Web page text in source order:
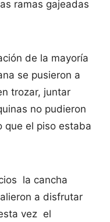
ramas gajeadas
de la mayoría
se pusieron a
trozar, juntar
no pudieron
que el piso estaba
la cancha
a disfrutar
vez el